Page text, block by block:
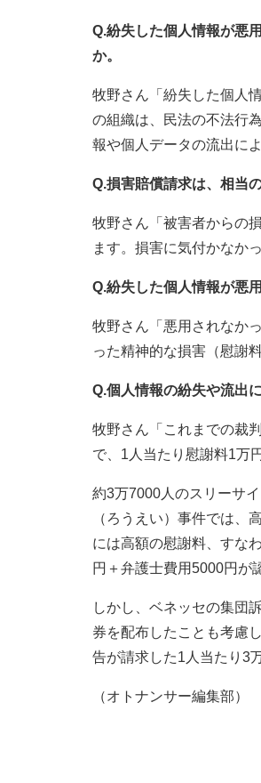
Q.紛失した個人情報が悪
か。
牧野さん「紛失した個人
の組織は、民法の不法行
報や個人データの流出に
Q.損害賠償請求は、相当
牧野さん「被害者からの
ます。損害に気付かなか
Q.紛失した個人情報が悪
牧野さん「悪用されなか
った精神的な損害（慰謝
Q.個人情報の紛失や流出
牧野さん「これまでの裁
で、1人当たり慰謝料1万
約3万7000人のスリーサ
（ろうえい）事件では、
には高額の慰謝料、すな
円＋弁護士費用5000円が
しかし、ベネッセの集団
券を配布したことも考慮
告が請求した1人当たり3
（オトナンサー編集部）